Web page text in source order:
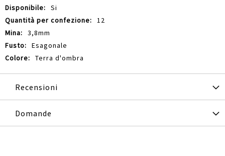
Si
12
3,8mm
Esagonale
Terra d'ombra
Recensioni
Domande